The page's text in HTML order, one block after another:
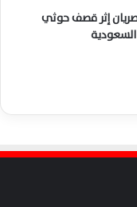
مصريان إثر قصف حوثي